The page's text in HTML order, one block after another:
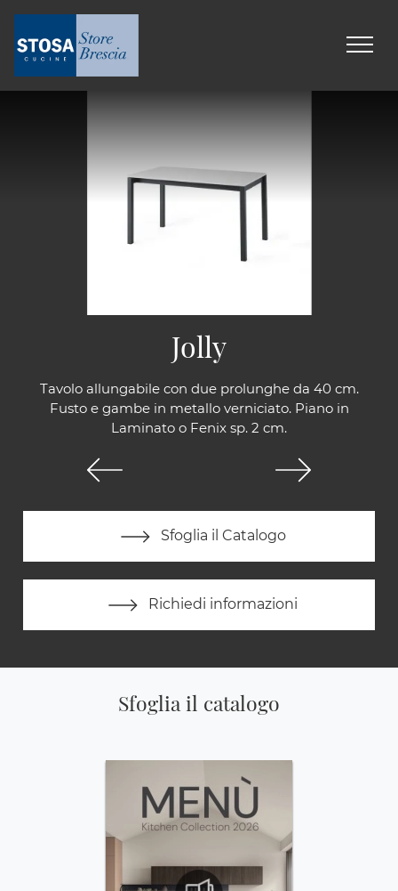
Tavolo allungabile con due prolunghe da 40 cm.
Fusto e gambe in metallo verniciato. Piano in
Laminato o Fenix sp. 2 cm.
Sfoglia il Catalogo
Richiedi informazioni
Jolly
Sfoglia il catalogo